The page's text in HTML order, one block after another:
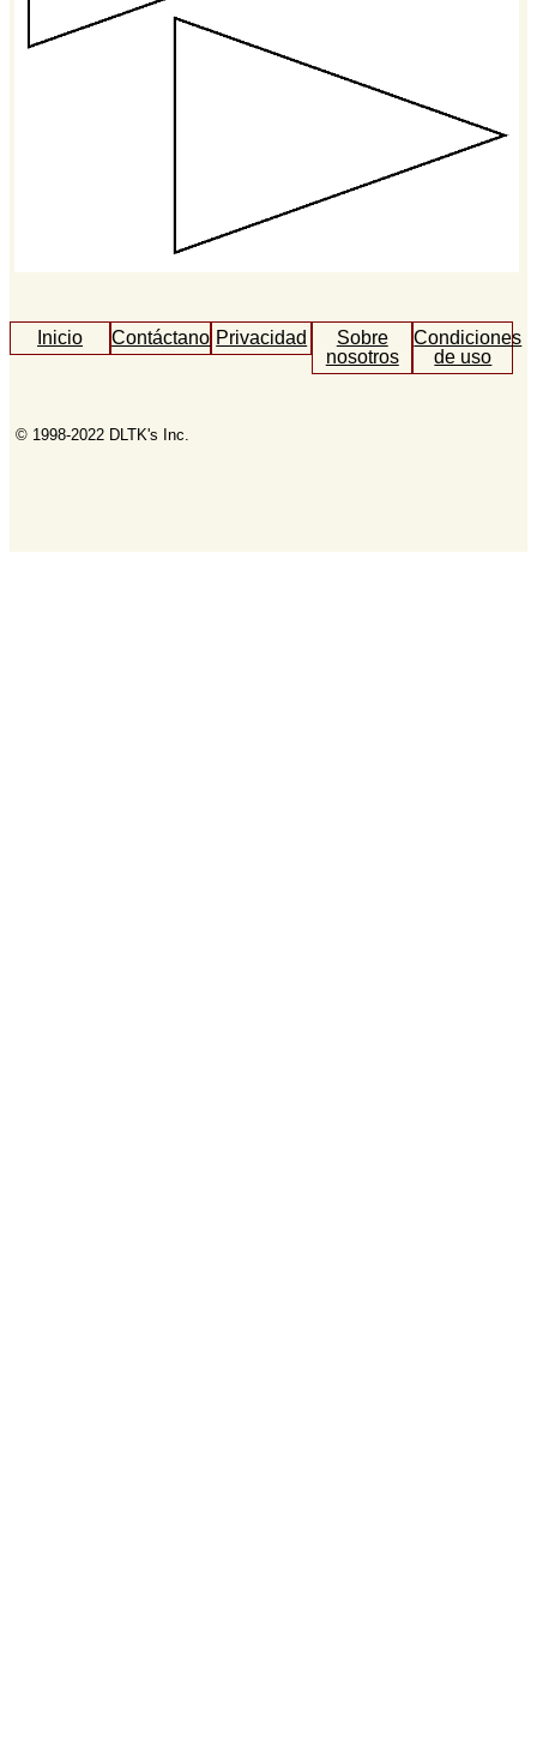
Inicio ContáctanosPrivacidad
Sobre
nosotros
Condiciones
de uso
© 1998-2022 DLTK's Inc.